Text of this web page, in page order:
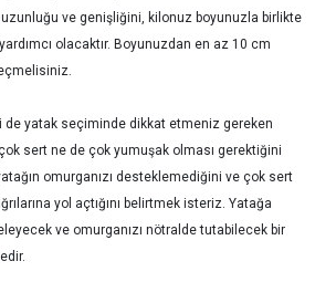
uzunluğu ve genişliğini, kilonuz boyunuzla birlikte
olacaktır. Boyunuzdan en az 10 cm
de yatak seçiminde dikkat etmeniz gereken
sert ne de çok yumuşak olması gerektiğini
omurganızı desteklemediğini ve çok sert
yol açtığını belirtmek isteriz. Yatağa
ve omurganızı nötralde tutabilecek bir